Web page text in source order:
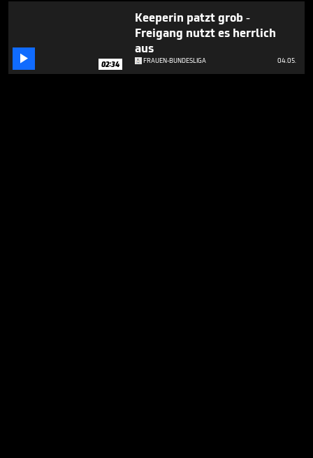
 02:34
Keeperin patzt grob -
Freigang nutzt es herrlich
aus
FRAUEN-BUNDESLIGA 04.05.